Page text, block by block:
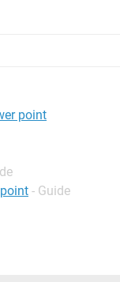
point
- Guide